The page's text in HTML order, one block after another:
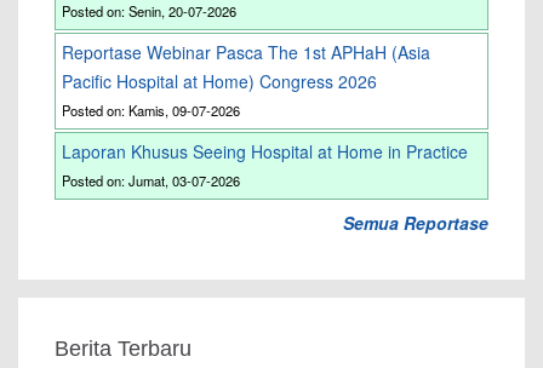
Posted on: Senin, 20-07-2026
Reportase Webinar Pasca The 1st APHaH (Asia
Pacific Hospital at Home) Congress 2026
Posted on: Kamis, 09-07-2026
Laporan Khusus Seeing Hospital at Home in Practice
Posted on: Jumat, 03-07-2026
Semua Reportase
Berita Terbaru